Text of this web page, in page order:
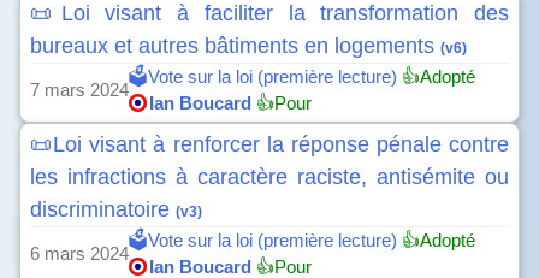
📜Loi visant à faciliter la transformation des
bureaux et autres bâtiments en logements (v6)
7 mars 2024
🗳️Vote sur la loi (première lecture) 👍Adopté
Ian Boucard 👍Pour
📜Loi visant à renforcer la réponse pénale contre
les infractions à caractère raciste, antisémite ou
discriminatoire (v3)
6 mars 2024
🗳️Vote sur la loi (première lecture) 👍Adopté
Ian Boucard 👍Pour